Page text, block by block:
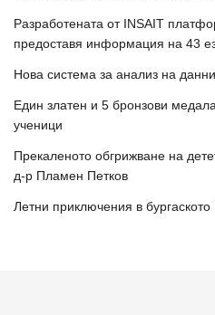
Разработената от INSAIT
предоставя информация на 43
Нова система за анализ на
Един златен и 5 бронзови
ученици
Прекаленото обгрижване на
д-р Пламен Петков
Летни приключения в бургаското